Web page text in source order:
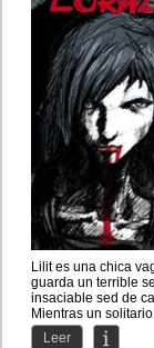
Lilit es una chica
guarda un terrible
insaciable sed de
Mientras un
Leer